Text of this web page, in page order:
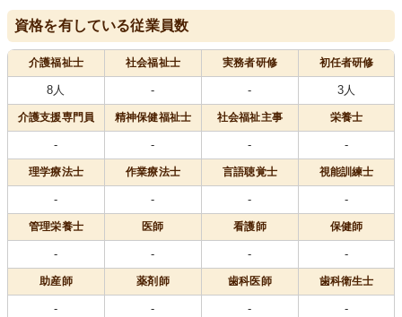
資格を有している従業員数
介護福祉士 社会福祉士 実務者研修 初任者研修
8人 - - 3人
介護支援専門員 精神保健福祉士 社会福祉主事 栄養士
- - - -
理学療法士 作業療法士 言語聴覚士 視能訓練士
- - - -
管理栄養士 医師 看護師 保健師
- - - -
助産師 薬剤師 歯科医師 歯科衛生士
- - - -